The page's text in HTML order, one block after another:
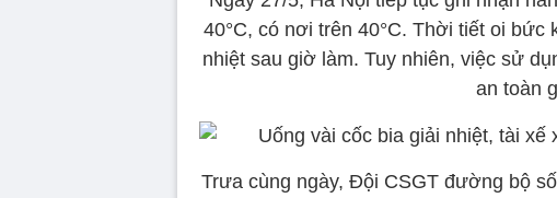
40°C, có nơi trên 40°C. Thời tiết oi
nhiệt sau giờ làm. Tuy nhiên, việc sử
an toàn
Trưa cùng ngày, Đội CSGT đường bộ